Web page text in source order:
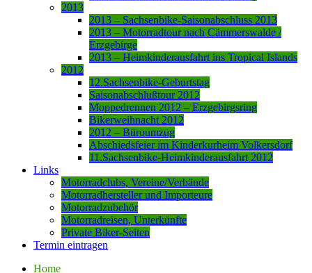
2013
2013 – Sachsenbike-Saisonabschluss 2013
2013 – Motorradtour nach Cämmerswalde /
Erzgebirge
2013 – Heimkinderausfahrt ins Tropical Islands
2012
12.Sachsenbike-Geburtstag
Saisonabschlußtour 2012
Moppedrennen 2012 – Erzgebirgsring
Bikerweihnacht 2012
2012 – Büroumzug
Abschiedsfeier im Kinderkurheim Volkersdorf
11.Sachsenbike-Heimkinderausfahrt 2012
Links
Motorradclubs, Vereine/Verbände
Motorradhersteller und Importeure
Motorradzubehör
Motorradreisen, Unterkünfte
Private Biker-Seiten
Termin eintragen
Home